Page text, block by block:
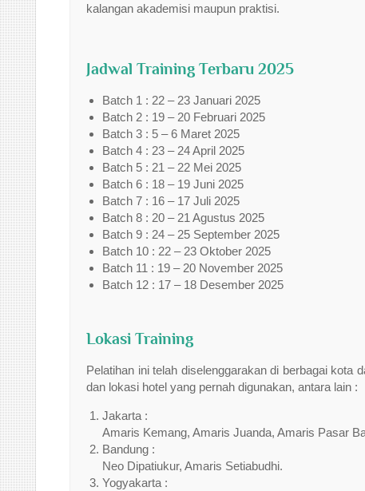
kalangan akademisi maupun praktisi.
Jadwal Training Terbaru 2025
Batch 1 : 22 – 23 Januari 2025
Batch 2 : 19 – 20 Februari 2025
Batch 3 : 5 – 6 Maret 2025
Batch 4 : 23 – 24 April 2025
Batch 5 : 21 – 22 Mei 2025
Batch 6 : 18 – 19 Juni 2025
Batch 7 : 16 – 17 Juli 2025
Batch 8 : 20 – 21 Agustus 2025
Batch 9 : 24 – 25 September 2025
Batch 10 : 22 – 23 Oktober 2025
Batch 11 : 19 – 20 November 2025
Batch 12 : 17 – 18 Desember 2025
Lokasi Training
Pelatihan ini telah diselenggarakan di berbagai kota
dan lokasi hotel yang pernah digunakan, antara lain :
Jakarta :
Amaris Kemang, Amaris Juanda, Amaris Pasar
Bandung :
Neo Dipatiukur, Amaris Setiabudhi.
Yogyakarta :